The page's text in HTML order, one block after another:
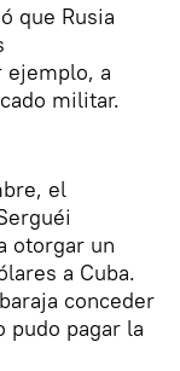
que Rusia
ejemplo, a
militar.
el
otorgar un
a Cuba.
conceder
pudo pagar la